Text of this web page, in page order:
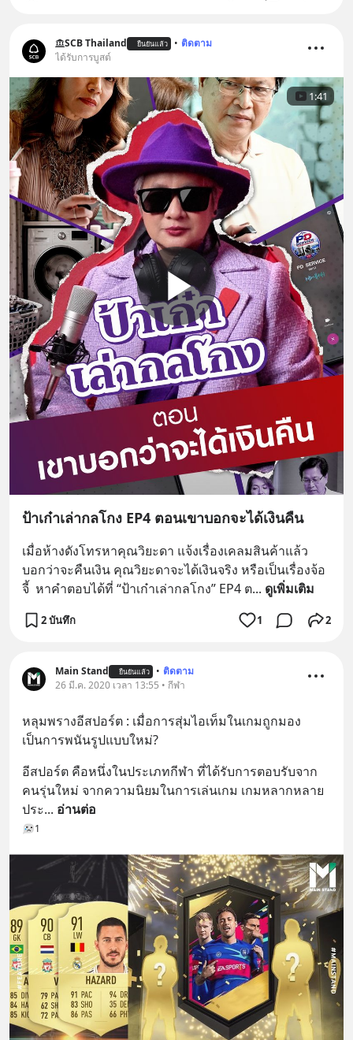
SCB Thailand ยืนยันแล้ว • ติดตาม
ได้รับการบูสต์
1:41
ป้าเก๋าเล่ากลโกง EP4 ตอนเขาบอกจะได้เงินคืน
เมื่อห้างดังโทรหาคุณวิยะดา แจ้งเรื่องเคลมสินค้าแล้ว
บอกว่าจะคืนเงิน คุณวิยะดาจะได้เงินจริง หรือเป็นเรื่องจ้อ
จี้  หาคำตอบได้ที่ “ป้าเก๋าเล่ากลโกง” EP4 ต... ดูเพิ่มเติม
2 บันทึก 1 2
Main Stand ยืนยันแล้ว • ติดตาม
26 มี.ค. 2020 เวลา 13:55 • กีฬา
หลุมพรางอีสปอร์ต : เมื่อการสุ่มไอเท็มในเกมถูกมอง
เป็นการพนันรูปแบบใหม่?
อีสปอร์ต คือหนึ่งในประเภทกีฬา ที่ได้รับการตอบรับจาก
คนรุ่นใหม่ จากความนิยมในการเล่นเกม เกมหลากหลาย
ประ... อ่านต่อ
1